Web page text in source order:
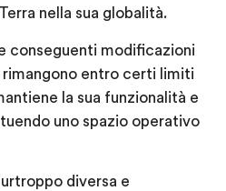
nella sua globalità.
conseguenti modificazioni
rimangono entro certi limiti
la sua funzionalità e
uno spazio operativo
diversa e